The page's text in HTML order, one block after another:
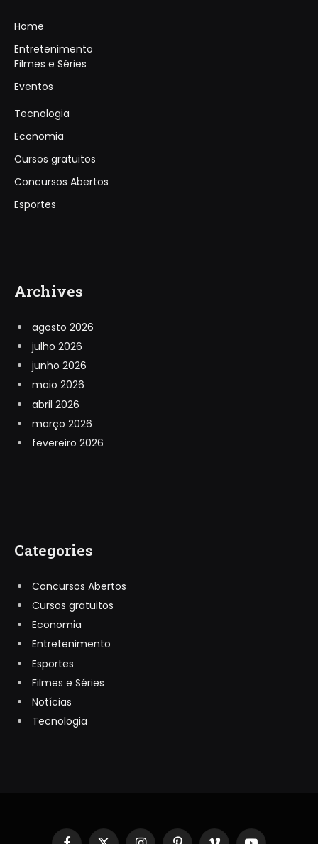
Home
Entretenimento
Filmes e Séries
Eventos
Tecnologia
Economia
Cursos gratuitos
Concursos Abertos
Esportes
Archives
agosto 2026
julho 2026
junho 2026
maio 2026
abril 2026
março 2026
fevereiro 2026
Categories
Concursos Abertos
Cursos gratuitos
Economia
Entretenimento
Esportes
Filmes e Séries
Notícias
Tecnologia